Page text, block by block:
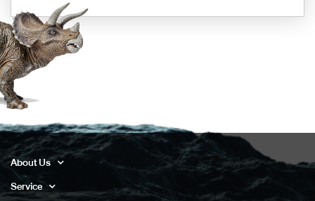
About Us
Service